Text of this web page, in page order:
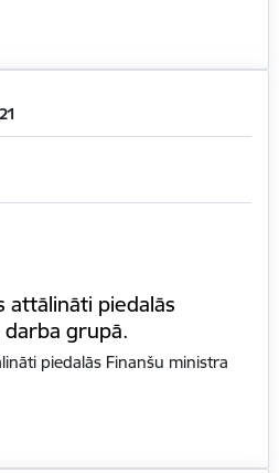
attālināti piedalās
grupā.
piedalās Finanšu ministra